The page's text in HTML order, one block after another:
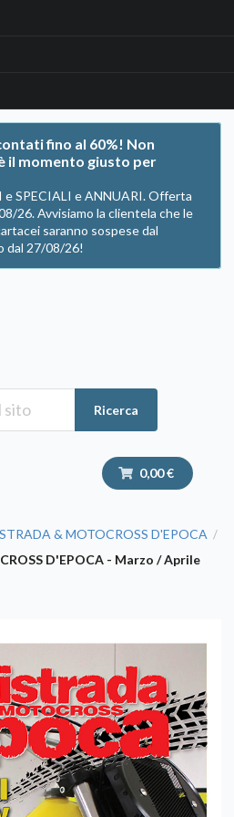
fino al 60%! Non
il momento giusto per
e SPECIALI e ANNUARI. Offerta
26. Avvisiamo la clientela che le
saranno sospese dal
dal 27/08/26!
Ricerca
0,00 €
& MOTOCROSS D'EPOCA /
D'EPOCA - Marzo / Aprile